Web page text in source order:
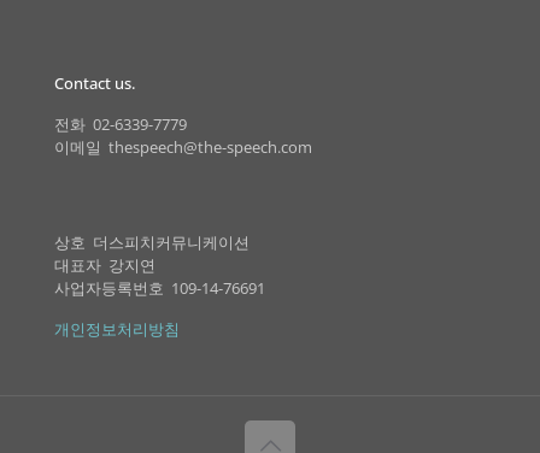
Contact us.
전화 02-6339-7779
이메일 thespeech@the-speech.com
상호 더스피치커뮤니케이션
대표자 강지연
사업자등록번호 109-14-76691
개인정보처리방침